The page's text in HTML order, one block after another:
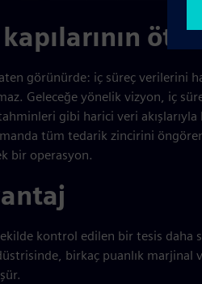
görünürde: iç süreç
Geleceğe yönelik vizyon, iç
gibi harici veri
tüm tedarik zincirini
bir operasyon.
kontrol edilen bir tesis daha
birkaç puanlık